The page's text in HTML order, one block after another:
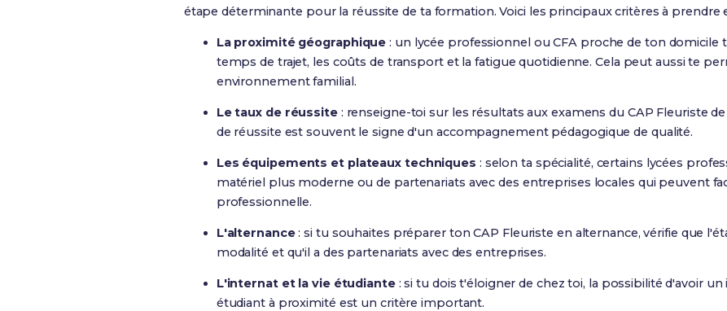
étape déterminante pour la réussite de ta formation. Voici les principaux critères à prendre
La proximité géographique : un lycée professionnel ou CFA proche de ton domicile
temps de trajet, les coûts de transport et la fatigue quotidienne. Cela peut aussi te
environnement familial.
Le taux de réussite: renseigne-toi sur les résultats aux examens du CAP Fleuriste
de réussite est souvent le signe d'un accompagnement pédagogique de qualité.
Les équipements et plateaux techniques : selon ta spécialité, certains lycées
matériel plus moderne ou de partenariats avec des entreprises locales qui peuvent
professionnelle.
L'alternance: si tu souhaites préparer ton CAP Fleuriste en alternance, vérifie que
modalité et qu'il a des partenariats avec des entreprises.
L'internat et la vie étudiante: si tu dois t'éloigner de chez toi, la possibilité d'avoir
étudiant à proximité est un critère important.